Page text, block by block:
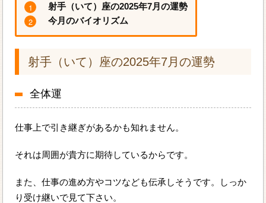
射手（いて）座の2025年7月の運勢
今月のバイオリズム
射手（いて）座の2025年7月の運勢
全体運
仕事上で引き継ぎがあるかも知れません。
それは周囲が貴方に期待しているからです。
また、仕事の進め方やコツなども伝承しそうです。しっか
り受け継いで見て下さい。